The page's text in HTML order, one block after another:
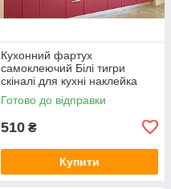
Кухонний фартух
самоклеючий Білі тигри
скіналі для кухні наклейка
ПВХ тварини зелений
600х2000 мм
Готово до відправки
510 ₴
Купити